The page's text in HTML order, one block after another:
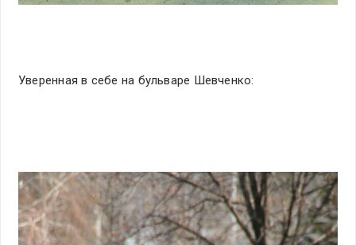
Уверенная в себе на бульваре Шевченко: